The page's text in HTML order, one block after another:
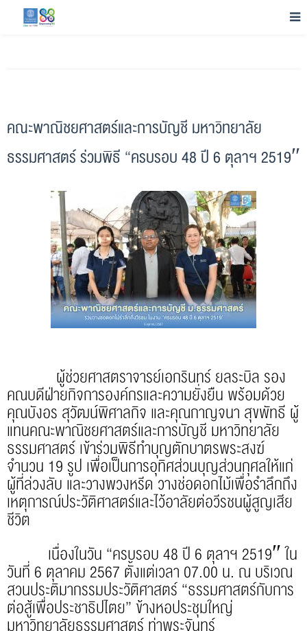
คณะพาณิชยศาสตร์และการบัญชี มหาวิทยาลัย
ธรรมศาสตร์ ร่วมพิธี “ครบรอบ 48 ปี 6 ตุลาฯ 2519″
ผู้ช่วยศาสตราจารย์เอกรินทร์ ยลระบิล รอง
คณบดีฝ่ายกิจการองค์กรและความยั่งยืน พร้อมด้วย
คุณบังอร สุวัฒน์พิศาลกิจ และคุณกาญจนา สุขพัทธี ผู้
แทนคณะพาณิชยศาสตร์และการบัญชี มหาวิทยาลัย
ธรรมศาสตร์ เข้าร่วมพิธีทำบุญตักบาตรพระสงฆ์
จำนวน 19 รูป เพื่อเป็นการอุทิศส่วนบุญส่วนกุศลให้แก่
ผู้ที่ล่วงลับ และวางพวงหรีด วางช่อดอกไม้เพื่อรำลึกถึง
เหตุการณ์ประวัติศาสตร์และไว้อาลัยต่อวีรชนผู้สูญเสีย
ชีวิต
เนื่องในวัน “ครบรอบ 48 ปี 6 ตุลาฯ 2519″ ใน
วันที่ 6 ตุลาคม 2567 ตั้งแต่เวลา 07.00 น. ณ บริเวณ
สวนประติมากรรมประวัติศาสตร์ “ธรรมศาสตร์กับการ
ต่อสู้เพื่อประชาธิปไตย” ข้างหอประชุมใหญ่